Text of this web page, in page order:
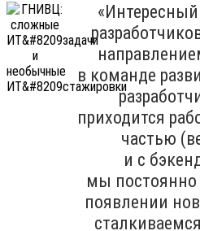
в команде
приходится
частью
и с
мы постоянно
появлении